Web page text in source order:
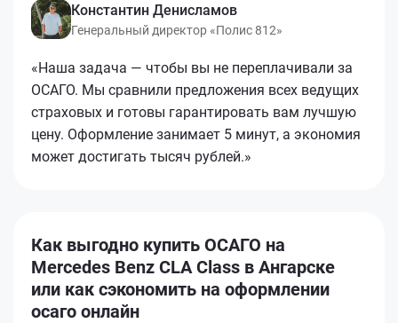
Константин Денисламов
Генеральный директор «Полис 812»
«Наша задача — чтобы вы не переплачивали за
ОСАГО. Мы сравнили предложения всех ведущих
страховых и готовы гарантировать вам лучшую
цену. Оформление занимает 5 минут, а экономия
может достигать тысяч рублей.»
Как выгодно купить ОСАГО на
Mercedes Benz CLA Class в Ангарске
или как сэкономить на оформлении
осаго онлайн